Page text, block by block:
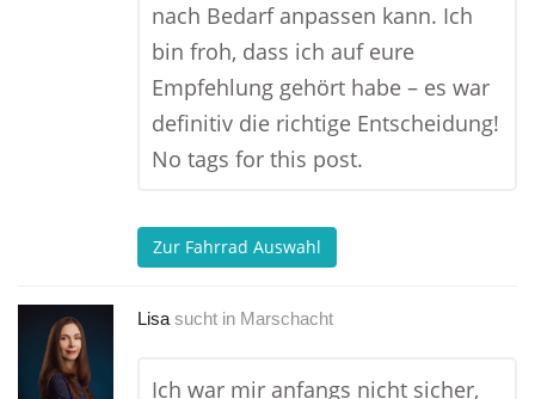
nach Bedarf anpassen kann. Ich
bin froh, dass ich auf eure
Empfehlung gehört habe – es war
definitiv die richtige Entscheidung!
No tags for this post.
Zur Fahrrad Auswahl
Lisa sucht in Marschacht
Ich war mir anfangs nicht sicher,